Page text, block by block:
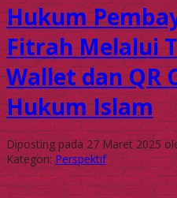
Hukum
Fitrah Melalui
Wallet dan QR
Hukum Islam
Diposting pada 27 Maret 2025
Kategori:Perspektif